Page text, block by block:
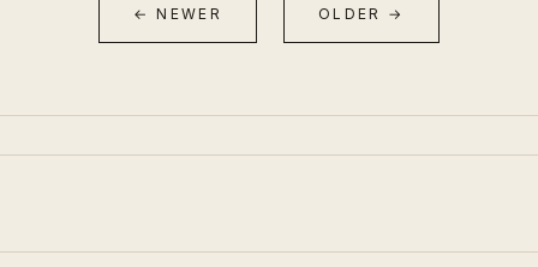
← NEWER OLDER →